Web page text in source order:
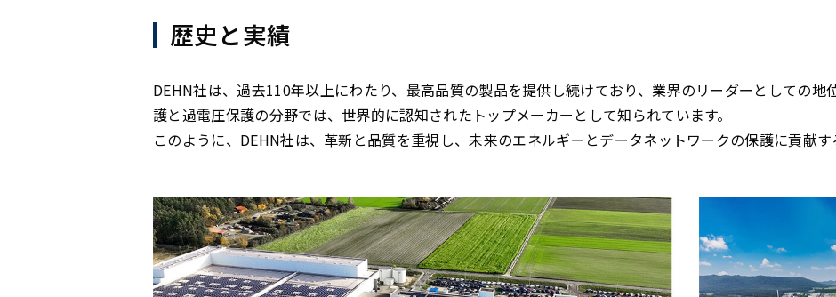
歴史と実績
DEHN社は、過去110年以上にわたり、最高品質の製品を提供し続けており、業界のリーダーとしての地
護と過電圧保護の分野では、世界的に認知されたトップメーカーとして知られています。
このように、DEHN社は、革新と品質を重視し、未来のエネルギーとデータネットワークの保護に貢献す